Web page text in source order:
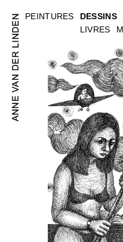
PEINTURES
DESSINS
LIVRES